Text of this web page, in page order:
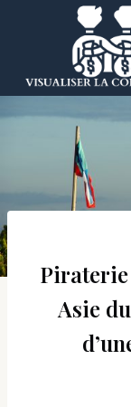
Piraterie
Asie